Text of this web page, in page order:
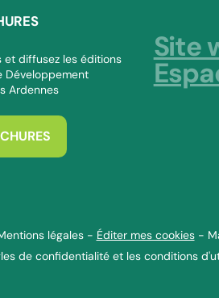
et diffusez les éditions
Développement
Ardennes
Site
légales - Éditer mes cookies -
de confidentialitéet les conditions